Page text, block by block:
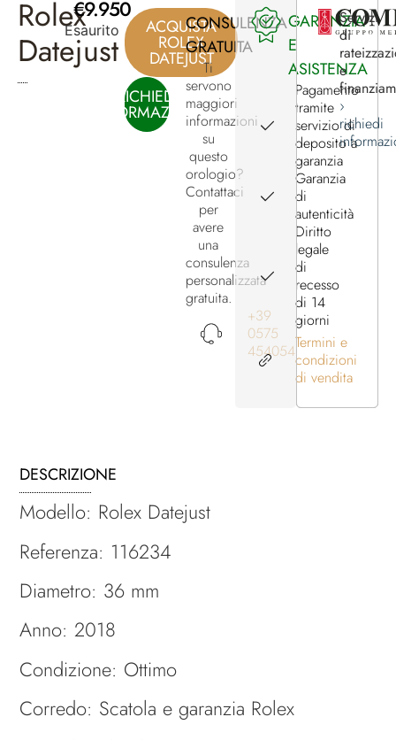
Rolex
Datejust
€9.950
Esaurito ACQUISTA
ROLEX
DATEJUST
RICHIEDI
INFORMAZIONI
CONSULENZA
GRATUITA
Ti
servono
maggiori
informazioni
su
questo
orologio?
Contattaci
per
avere
una
consulenza
personalizzata
gratuita.
+39
0575
454054
GARANZIA
E
ASISTENZA
Pagamento
tramite
servizio di
deposito a
garanzia
Garanzia
di
autenticità
Diritto
legale
di
recesso
di 14
giorni
Termini e
condizioni
di vendita
Servizi
di
e
›
richiedi
DESCRIZIONE
Modello: Rolex Datejust
Referenza: 116234
Diametro: 36 mm
Anno: 2018
Condizione: Ottimo
Corredo: Scatola e garanzia Rolex